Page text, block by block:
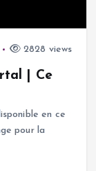
2828 views
| Ce
en ce
pour la